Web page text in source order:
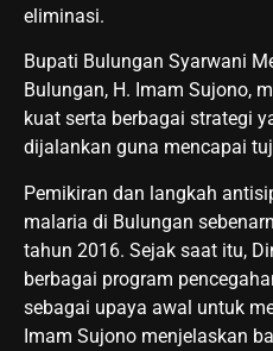
eliminasi.
Bupati Bulungan Syarwani
Bulungan, H. Imam Sujono,
kuat serta berbagai strategi
dijalankan guna mencapai
Pemikiran dan langkah
malaria di Bulungan
tahun 2016. Sejak saat itu,
berbagai program
sebagai upaya awal untuk
Imam Sujono menjelaskan